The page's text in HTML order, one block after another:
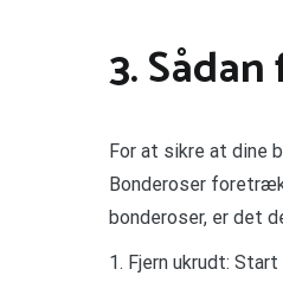
3.
For at sikre at dine
Bonderoser
bonderoser, er det
1. Fjern ukrudt: